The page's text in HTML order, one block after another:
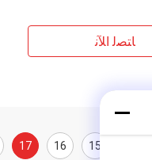
ﺎﺘﺼﻟ ﺍﻶﻧ
15
16
17